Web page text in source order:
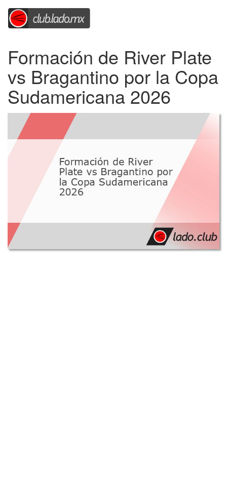
Formación de River Plate
vs Bragantino por la Copa
Sudamericana 2026